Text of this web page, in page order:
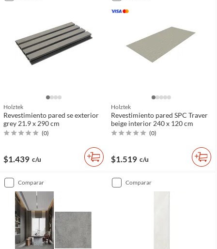
Holztek
Revestimiento pared se exterior
grey 21.9 x 290 cm
(0)
$1.439 c/u
Holztek
Revestimiento pared SPC Traver
beige interior 240 x 120 cm
(0)
$1.519 c/u
comparar comparar